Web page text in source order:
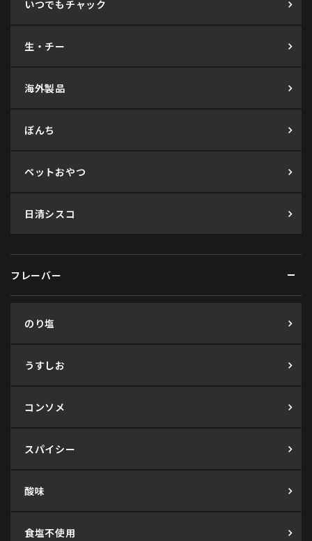
いつでもチャック
生・チー
海外製品
ぼんち
ペットおやつ
日清シスコ
フレーバー
のり塩
うすしお
コンソメ
スパイシー
酸味
食塩不使用